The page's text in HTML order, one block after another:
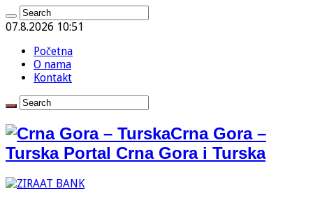
07.8.2026 10:51
Početna
O nama
Kontakt
Crna Gora –
Turska Portal Crna Gora i Turska